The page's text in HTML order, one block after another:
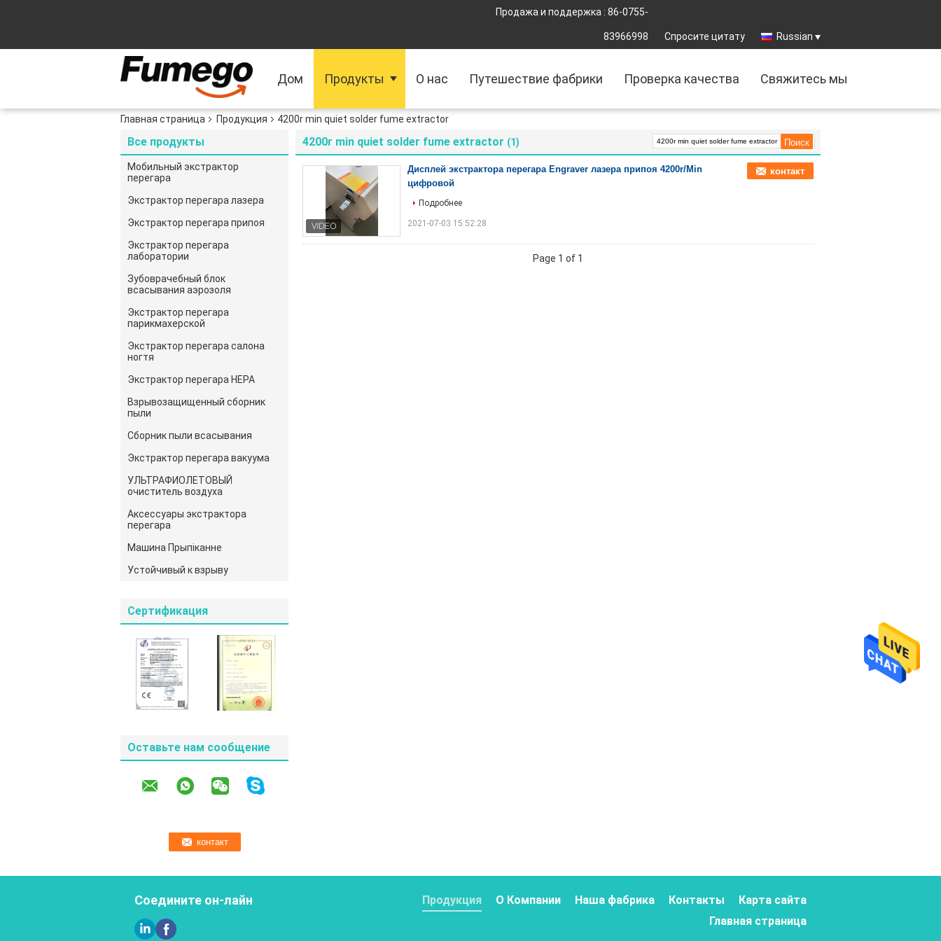
Продажа и поддержка : 86-0755-
83966998 Спросите цитату Russian
Дом Продукты О нас Путешествие фабрики Проверка качества Свяжитесь мы
Главная страница Продукция 4200r min quiet solder fume extractor
Все продукты
Мобильный экстрактор
перегара
Экстрактор перегара лазера
Экстрактор перегара припоя
Экстрактор перегара
лаборатории
Зубоврачебный блок
всасывания аэрозоля
Экстрактор перегара
парикмахерской
Экстрактор перегара салона
ногтя
Экстрактор перегара HEPA
Взрывозащищенный сборник
пыли
Сборник пыли всасывания
Экстрактор перегара вакуума
УЛЬТРАФИОЛЕТОВЫЙ
очиститель воздуха
Аксессуары экстрактора
перегара
Машина Прыпіканне
Устойчивый к взрыву
Сертификация
Оставьте нам сообщение
4200r min quiet solder fume extractor (1)
Дисплей экстрактора перегара Engraver лазера припоя 4200r/Min
цифровой
контакт
Подробнее
2021-07-03 15:52:28
Page 1 of 1
Соедините он-лайн Карта сайта
Контакты
Наша фабрика
О Компании
Продукция
Главная страница